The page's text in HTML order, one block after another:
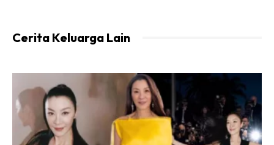
CENDAWAN RANGUP BY
HERO CHEF
RM14.6RM14.6
Buy Now
[500g – 1kg] Frozen Halal
Dimsum / Dimsum Sejuk
B...
RM49 RM24
Buy Now
Cerita Keluarga Lain